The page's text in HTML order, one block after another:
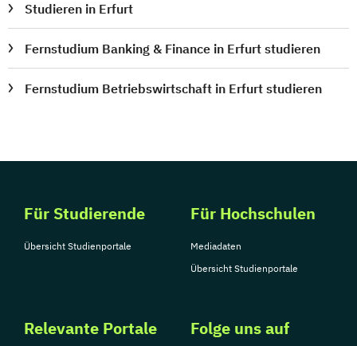
Studieren in Erfurt
Fernstudium Banking & Finance in Erfurt studieren
Fernstudium Betriebswirtschaft in Erfurt studieren
Für Studierende
Übersicht Studienportale
Für Hochschulen
Mediadaten
Übersicht Studienportale
Relevante Portale Folge uns auf